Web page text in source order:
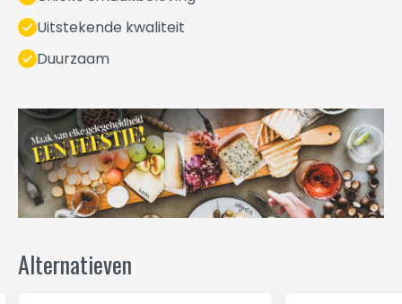
Uitstekende kwaliteit
Duurzaam
Alternatieven